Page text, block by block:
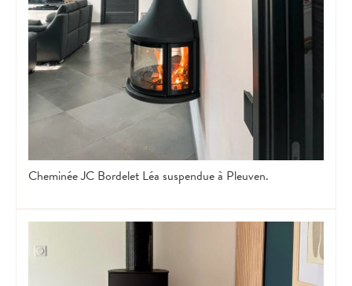
Cheminée JC Bordelet Léa suspendue à Pleuven.